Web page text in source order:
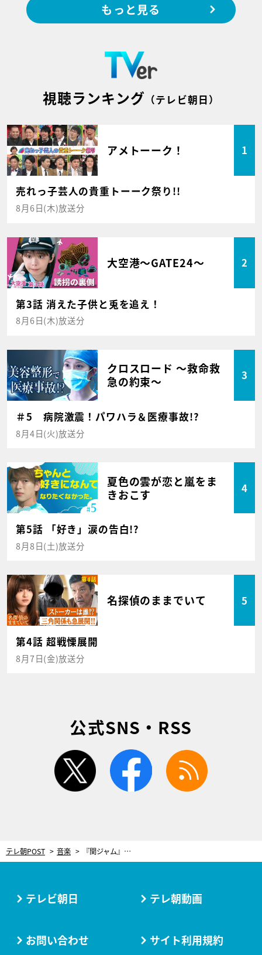
もっと見る
視聴ランキング （テレビ朝日）
アメトーーク！ 1
売れっ子芸人の貴重トーーク祭り!!
8月6日(木)放送分
大空港～GATE24～ 2
第3話 消えた子供と兎を追え！
8月6日(木)放送分
クロスロード ～救命救
急の約束～
3
＃5 病院激震！パワハラ＆医療事故!?
8月4日(火)放送分
夏色の雲が恋と嵐をま
きおこす
4
第5話 「好き」涙の告白!?
8月8日(土)放送分
名探偵のままでいて 5
第4話 超戦慄展開
8月7日(金)放送分
公式SNS・RSS
twitter facebook
テレ朝POST 音楽 『関ジャム』で小田和正特集！プロも「真似できない」と口をそろえる“恐るべき才能”
テレビ朝日 テレ朝動画
お問い合わせ サイト利用規約